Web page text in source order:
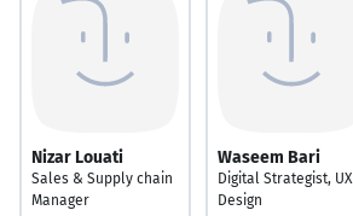
Nizar Louati
Sales & Supply chain
Manager
Waseem Bari
Digital Strategist, UX
Design